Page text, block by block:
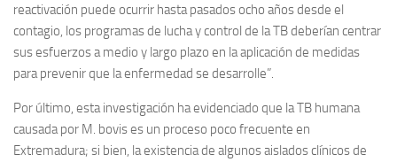
reactivación puede ocurrir hasta pasados ocho años desde el
contagio, los programas de lucha y control de la TB deberían centrar
sus esfuerzos a medio y largo plazo en la aplicación de medidas
para prevenir que la enfermedad se desarrolle”.
Por último, esta investigación ha evidenciado que la TB humana
causada por M. bovis es un proceso poco frecuente en
Extremadura; si bien, la existencia de algunos aislados clínicos de